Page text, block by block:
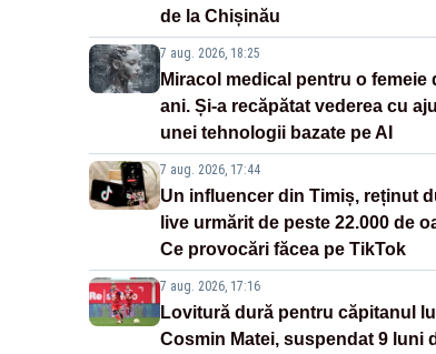
de la Chișinău
7 aug. 2026, 18:25
Miracol medical pentru o femeie
ani. Și-a recăpătat vederea cu
unei tehnologii bazate pe AI
7 aug. 2026, 17:44
Un influencer din Timiș, reținut
live urmărit de peste 22.000 de
Ce provocări făcea pe TikTok
7 aug. 2026, 17:16
Lovitură dură pentru căpitanul
Cosmin Matei, suspendat 9 luni